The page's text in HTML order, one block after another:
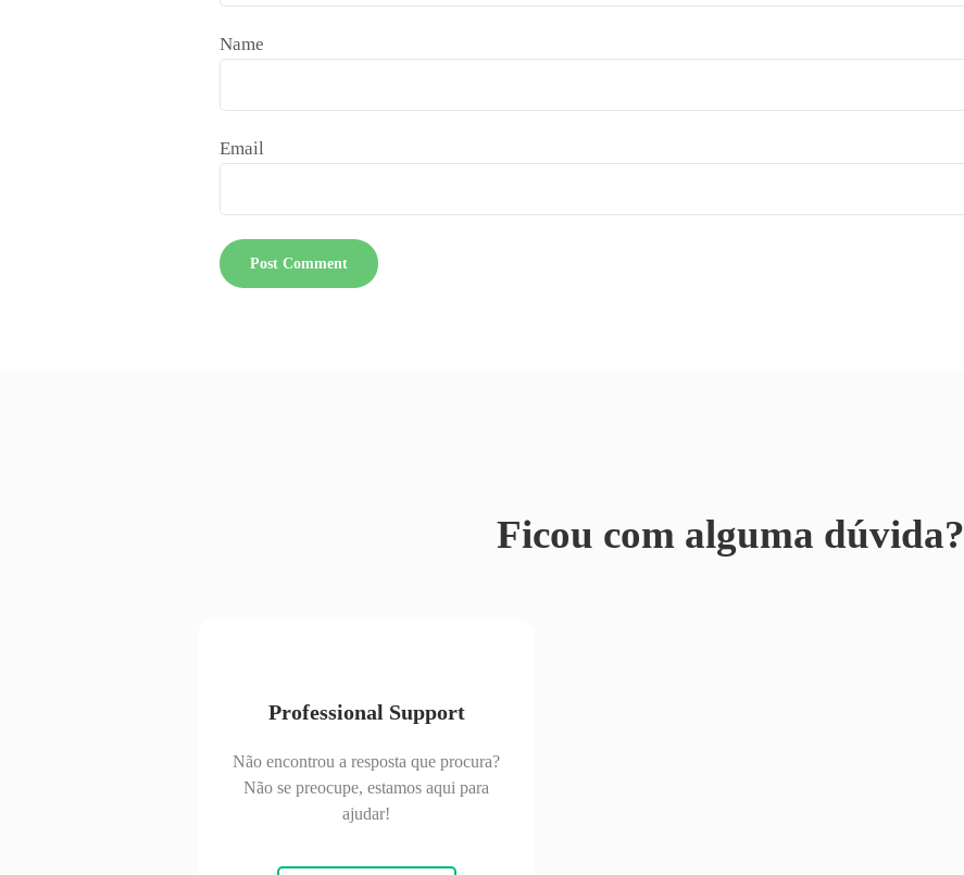
Name
Email
Ficou com alguma dúvida?
Professional Support
Não encontrou a resposta que procura?
Não se preocupe, estamos aqui para
ajudar!